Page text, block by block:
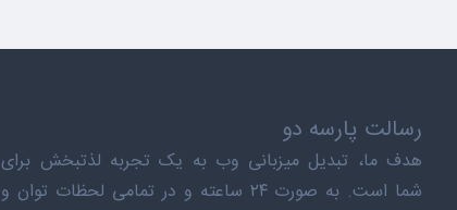
رسالت پارسه دو
هدف ما، تبدیل میزبانی وب به یک تجربه لذتبخش برای
شما است. به صورت ۲۴ ساعته و در تمامی لحظات توان و